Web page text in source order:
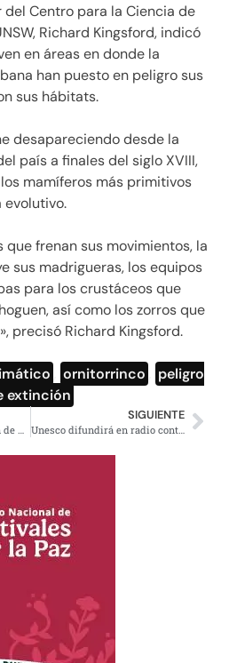
Centro para la Ciencia de
Richard Kingsford, indicó
en áreas en donde la
han puesto en peligro sus
sus hábitats.
desapareciendo desde la
país a finales del siglo XVIII,
mamíferos más primitivos
evolutivo.
que frenan sus movimientos, la
sus madrigueras, los equipos
para los crustáceos que
así como los zorros que
precisó Richard Kingsford.
ornitorrinco
peligro
extinción
SIGUIENTE
Unesco difundirá en radio contenido en lenguas indígenas